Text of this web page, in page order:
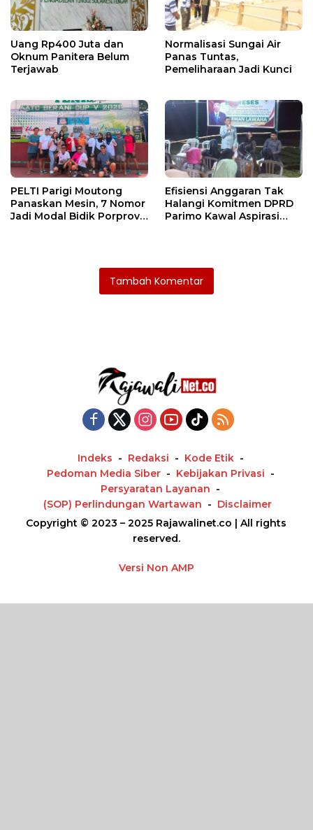
Uang Rp400 Juta dan
Oknum Panitera Belum
Terjawab
Normalisasi Sungai Air
Panas Tuntas,
Pemeliharaan Jadi Kunci
PELTI Parigi Moutong
Panaskan Mesin, 7 Nomor
Jadi Modal Bidik Porprov
Efisiensi Anggaran Tak
Halangi Komitmen DPRD
Parimo Kawal Aspirasi
Tambah Komentar
Indeks Redaksi
Kode Etik
Pedoman Media Siber
Kebijakan Privasi
Persyaratan Layanan
(SOP) Perlindungan Wartawan
Disclaimer
Copyright © 2023 – 2025 Rajawalinet.co | All rights
reserved.
Versi Non AMP